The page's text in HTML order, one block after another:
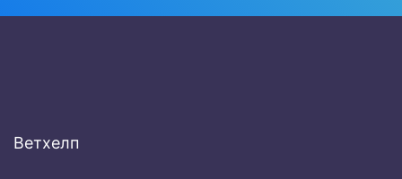
Ветхелп